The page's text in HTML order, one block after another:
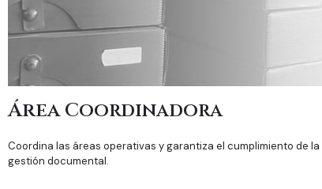
ÁreaCoordinadora
Coordina las áreas operativas y garantiza el cumplimiento de la
gestión documental.